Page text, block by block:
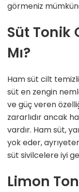
görmeniz
Süt Tonik
Mı?
Ham süt cilt
süt en zengin
ve güç veren
zararlıdır ancak
vardır. Ham süt,
yok eder,
süt sivilcelere iyi
Limon